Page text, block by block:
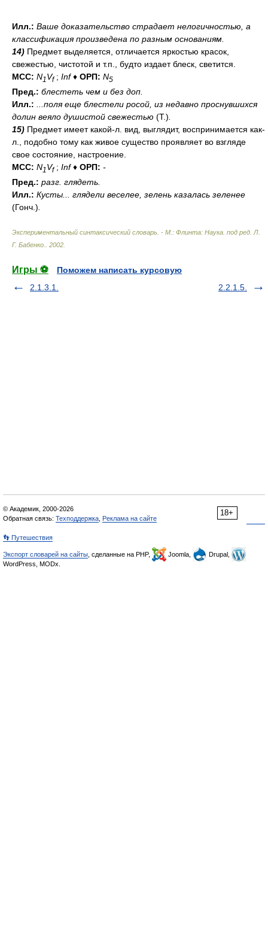
Илл.: Ваше доказательство страдает нелогичностью, а
классификация произведена по разным основаниям.
14) Предмет выделяется, отличается яркостью красок,
свежестью, чистотой и т.п., будто издает блеск, светится.
МСС: N1 Vf; Inf ♦ ОРП: N5
Пред.: блестеть чем и без доп.
Илл.: ...поля еще блестели росой, из недавно проснувшихся
долин веяло душистой свежестью (Т.)
15) Предмет имеет какой-л. вид, выглядит, воспринимается как-
л., подобно тому как живое существо проявляет во взгляде
свое состояние, настроение.
МСС: N1 Vf; Inf ♦ ОРП: -
Пред.: разг. глядеть.
Илл.: Кусты... глядели веселее, зелень казалась зеленее
(Гонч.)
Экспериментальный синтаксический словарь. - М.: Флинта: Наука под ред. Л.
Г. Бабенко.
2002
Игры ⚽
Поможем написать курсовую
2.1.3.1.
2.2.1.5.
18+
© Академик, 2000-2026
Обратная связь: Техподдержка Реклама на сайте
👣 Путешествия
Экспорт словарей на сайты , сделанные на PHP, Joomla,
Drupal,
WordPress, MODx.